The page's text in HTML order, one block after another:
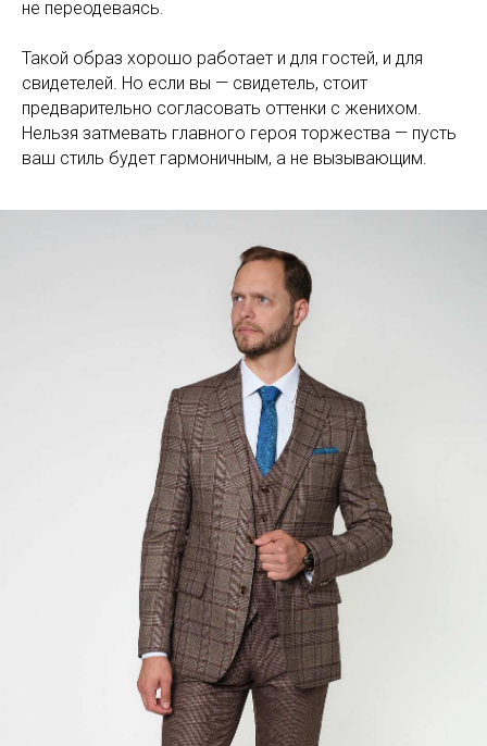
не переодеваясь.
Такой образ хорошо работает и для гостей, и для
свидетелей. Но если вы — свидетель, стоит
предварительно согласовать оттенки с женихом.
Нельзя затмевать главного героя торжества — пусть
ваш стиль будет гармоничным, а не вызывающим.